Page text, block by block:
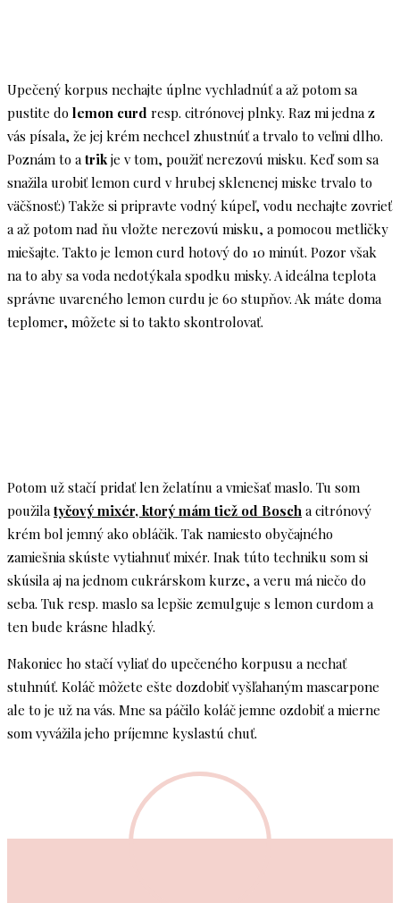
Upečený korpus nechajte úplne vychladnúť a až potom sa
pustite do lemon curd resp. citrónovej plnky. Raz mi jedna z
vás písala, že jej krém nechcel zhustnúť a trvalo to veľmi dlho.
Poznám to atrikje v tom, použiť nerezovú misku. Keď som sa
snažila urobiť lemon curd v hrubej sklenenej miske trvalo to
väčšnosť:) Takže si pripravte vodný kúpeľ, vodu nechajte zovrieť
a až potom nad ňu vložte nerezovú misku, a pomocou metličky
miešajte. Takto je lemon curd hotový do 10 minút. Pozor však
na to aby sa voda nedotýkala spodku misky. A ideálna teplota
správne uvareného lemon curdu je 60 stupňov. Ak máte doma
teplomer, môžete si to takto skontrolovať.
Potom už stačí pridať len želatínu a vmiešať maslo. Tu som
použilatyčový mixér, ktorý mám tiež od Bosch a citrónový
krém bol jemný ako obláčik. Tak namiesto obyčajného
zamiešnia skúste vytiahnuť mixér. Inak túto techniku som si
skúsila aj na jednom cukrárskom kurze, a veru má niečo do
seba. Tuk resp. maslo sa lepšie zemulguje s lemon curdom a
ten bude krásne hladký.
Nakoniec ho stačí vyliať do upečeného korpusu a nechať
stuhnúť. Koláč môžete ešte dozdobiť vyšľahaným mascarpone
ale to je už na vás. Mne sa páčilo koláč jemne ozdobiť a mierne
som vyvážila jeho príjemne kyslastú chuť.